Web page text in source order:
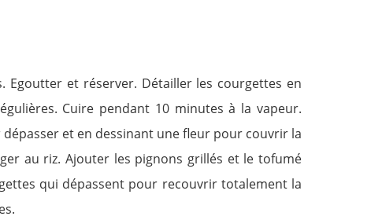
et réserver. Détailler les courgettes en
Cuire pendant 10 minutes à la vapeur.
et en dessinant une fleur pour couvrir la
au riz. Ajouter les pignons grillés et le tofumé
qui dépassent pour recouvrir totalement la